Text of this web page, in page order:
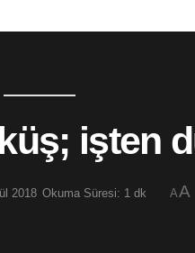
işten
2018 Okuma Süresi: 1 dk AA